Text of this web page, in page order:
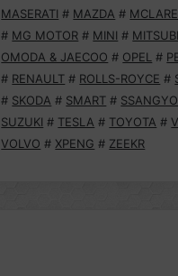
MASERATI # MAZDA #
# MG MOTOR # MINI #
OMODA & JAECOO # OPEL #
# RENAULT # ROLLS-ROYCE #
# SKODA # SMART #
SUZUKI # TESLA # TOYOTA #
VOLVO # XPENG # ZEEKR